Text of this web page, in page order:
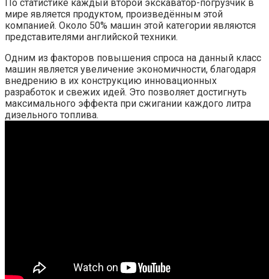
По статистике каждый второй экскаватор-погрузчик в
мире является продуктом, произведённым этой
компанией. Около 50% машин этой категории являются
представителями английской техники.
Одним из факторов повышения спроса на данный класс
машин является увеличение экономичности, благодаря
внедрению в их конструкцию инновационных
разработок и свежих идей. Это позволяет достигнуть
максимального эффекта при сжигании каждого литра
дизельного топлива.